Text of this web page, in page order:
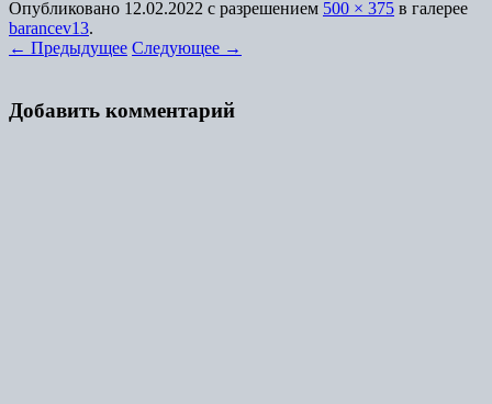
Опубликовано 12.02.2022 с разрешением 500 × 375 в галерее
barancev13.
← Предыдущее Следующее →
Добавить комментарий